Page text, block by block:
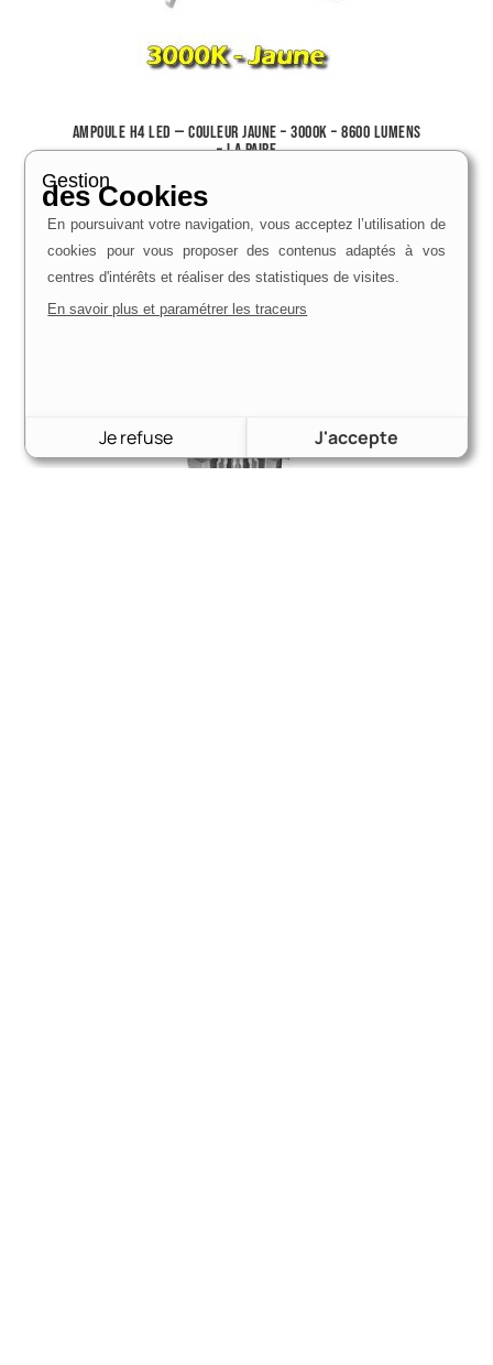
Ampoule H4 LED — Couleur Jaune – 3000K – 8600 lumens
– La Paire
Voir le produit
Gestion
des Cookies
En poursuivant votre navigation, vous acceptez l’utilisation de
cookies pour vous proposer des contenus adaptés à vos
centres d'intérêts et réaliser des statistiques de visites.
En savoir plus et paramétrer les traceurs
Je refuse J'accepte